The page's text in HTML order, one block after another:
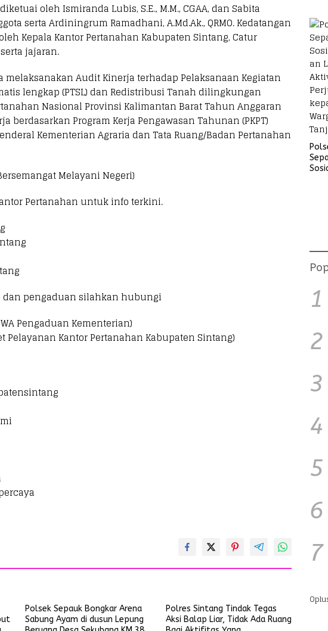
oleh Ismiranda Lubis, S.E., M.M., CGAA, dan Sabita
serta Ardiningrum Ramadhani, A.Md.Ak., QRMO. Kedatangan
Kepala Kantor Pertanahan Kabupaten Sintang, Catur
jajaran.
melaksanakan Audit Kinerja terhadap Pelaksanaan Kegiatan
lengkap (PTSL) dan Redistribusi Tanah dilingkungan
Nasional Provinsi Kalimantan Barat Tahun Anggaran
berdasarkan Program Kerja Pengawasan Tahunan (PKPT)
Kementerian Agraria dan Tata Ruang/Badan Pertanahan
Melayani Negeri)
Pertanahan untuk info terkini.
pengaduan silahkan hubungi
Pengaduan Kementerian)
Pelayanan Kantor Pertanahan Kabupaten Sintang)
Polsek Sepauk Bongkar Arena
Sabung Ayam di dusun Lepung
Polres Sintang Tindak Tegas
Aksi Balap Liar, Tidak Ada Ruang
1
2
3
4
5
6
7